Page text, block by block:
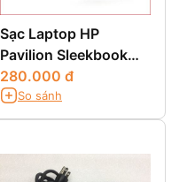
Sạc Laptop HP
Pavilion Sleekbook
14-B050tu
280.000 đ
So sánh